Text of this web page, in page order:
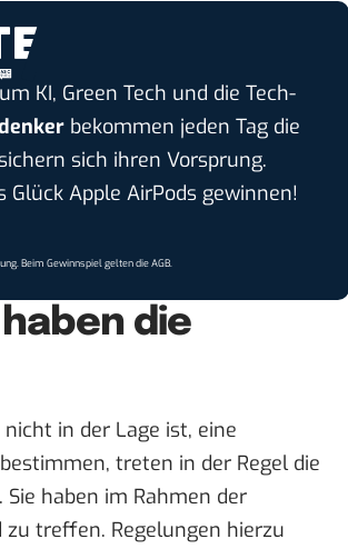
KI, Green Tech und die Tech-
bekommen jeden Tag die
sich ihren Vorsprung.
Apple AirPods gewinnen!
. Beim Gewinnspiel gelten dieAGB.
die
in der Lage ist, eine
treten in der Regel die
haben im Rahmen der
treffen. Regelungen hierzu